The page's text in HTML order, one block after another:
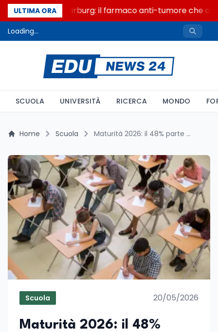
ULTIMA ORA
Un secolo di Warburg: il farmaco anti-tumore che
Loading...
SCUOLA UNIVERSITÀ RICERCA MONDO
Home Scuola Maturità 2026: il 48% parte con lacune in italiano, lo dice l'INVALSI
Scuola 20/05/2026
Maturità 2026: il 48%